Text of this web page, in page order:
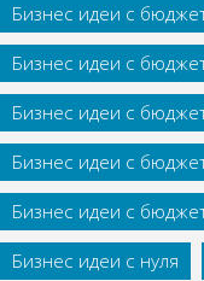
Бизнес идеи с
Бизнес идеи с
Бизнес идеи с
Бизнес идеи с
Бизнес идеи с
Бизнес идеи с нуля